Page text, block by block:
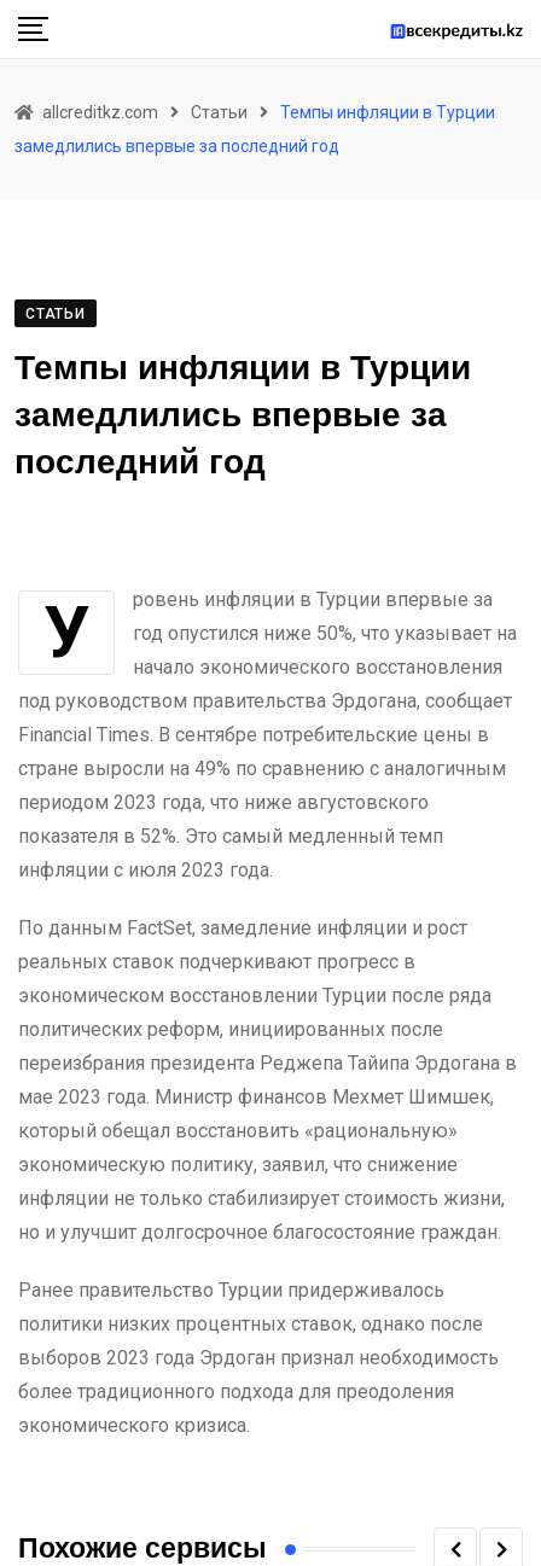
Skip
allcreditkz.com Статьи
Темпы инфляции в Турции
замедлились впервые за последний год
СТАТЬИ
Темпы инфляции в Турции
замедлились впервые за
последний год
Уровень инфляции в Турции впервые за
год опустился ниже 50%, что указывает на
начало экономического восстановления
под руководством правительства Эрдогана, сообщает
Financial Times. В сентябре потребительские цены в
стране выросли на 49% по сравнению с аналогичным
периодом 2023 года, что ниже августовского
показателя в 52%. Это самый медленный темп
инфляции с июля 2023 года.
По данным FactSet, замедление инфляции и рост
реальных ставок подчеркивают прогресс в
экономическом восстановлении Турции после ряда
политических реформ, инициированных после
переизбрания президента Реджепа Тайипа Эрдогана в
мае 2023 года. Министр финансов Мехмет Шимшек,
который обещал восстановить «рациональную»
экономическую политику, заявил, что снижение
инфляции не только стабилизирует стоимость жизни,
но и улучшит долгосрочное благосостояние граждан.
Ранее правительство Турции придерживалось
политики низких процентных ставок, однако после
выборов 2023 года Эрдоган признал необходимость
более традиционного подхода для преодоления
экономического кризиса.
Похожие сервисы